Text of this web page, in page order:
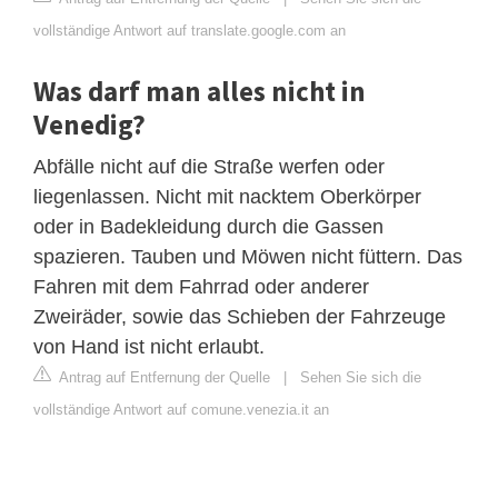
vollständige Antwort auf translate.google.com an
Was darf man alles nicht in
Venedig?
Abfälle nicht auf die Straße werfen oder
liegenlassen. Nicht mit nacktem Oberkörper
oder in Badekleidung durch die Gassen
spazieren. Tauben und Möwen nicht füttern. Das
Fahren mit dem Fahrrad oder anderer
Zweiräder, sowie das Schieben der Fahrzeuge
von Hand ist nicht erlaubt.
Antrag auf Entfernung der Quelle | Sehen Sie sich die
vollständige Antwort auf comune.venezia.it an